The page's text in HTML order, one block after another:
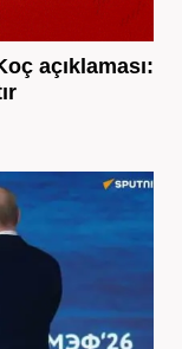
açıklaması: